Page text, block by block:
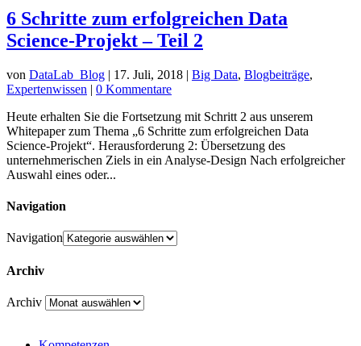
6 Schritte zum erfolgreichen Data
Science-Projekt – Teil 2
von DataLab_Blog | 17. Juli, 2018 | Big Data, Blogbeiträge,
Expertenwissen | 0 Kommentare
Heute erhalten Sie die Fortsetzung mit Schritt 2 aus unserem
Whitepaper zum Thema „6 Schritte zum erfolgreichen Data
Science-Projekt“. Herausforderung 2: Übersetzung des
unternehmerischen Ziels in ein Analyse-Design Nach erfolgreicher
Auswahl eines oder...
Navigation
Navigation
Archiv
Archiv